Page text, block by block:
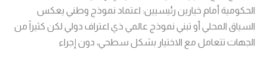
الحكومية أمام خيارين رئيسيين: اعتماد نموذج وطني يعكس
السياق المحلي أو تبني نموذج عالمي ذي اعتراف دولي لكن كثيراً من
الجهات تتعامل مع الاختيار بشكل سطحي، دون إجراء